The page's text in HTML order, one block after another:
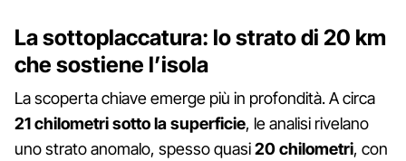
La sottoplaccatura: lo strato di 20 km
che sostiene l’isola
La scoperta chiave emerge più in profondità. A circa
21 chilometri sotto la superficie, le analisi rivelano
uno strato anomalo, spesso quasi20 chilometri, con